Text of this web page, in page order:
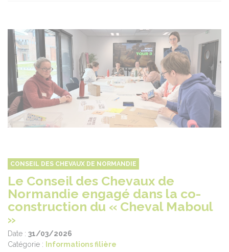
CONSEIL DES CHEVAUX DE NORMANDIE
Le Conseil des Chevaux de
Normandie engagé dans la co-
construction du « Cheval Maboul
»
Date : 31/03/2026
Catégorie :
Informations filière